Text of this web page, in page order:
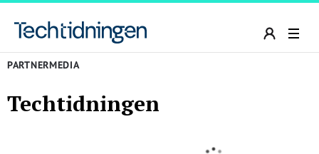
PARTNERMEDIA
Techtidningen